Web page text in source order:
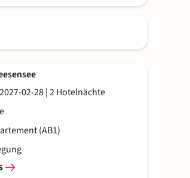
02-28|2 Hotelnächte
(AB1)